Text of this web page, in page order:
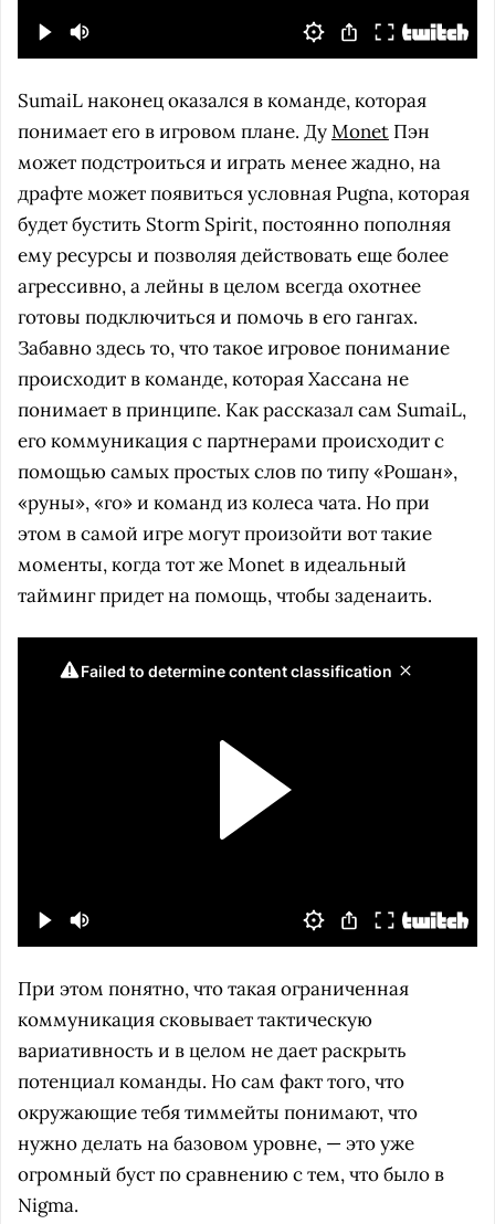
SumaiL наконец оказался в команде, которая
понимает его в игровом плане. ДуMonet Пэн
может подстроиться и играть менее жадно, на
драфте может появиться условная Pugna, которая
будет бустить Storm Spirit, постоянно пополняя
ему ресурсы и позволяя действовать еще более
агрессивно, а лейны в целом всегда охотнее
готовы подключиться и помочь в его гангах.
Забавно здесь то, что такое игровое понимание
происходит в команде, которая Хассана не
понимает в принципе. Как рассказал сам SumaiL,
его коммуникация с партнерами происходит с
помощью самых простых слов по типу «Рошан»,
«руны», «го» и команд из колеса чата. Но при
этом в самой игре могут произойти вот такие
моменты, когда тот же Monet в идеальный
тайминг придет на помощь, чтобы заденаить.
При этом понятно, что такая ограниченная
коммуникация сковывает тактическую
вариативность и в целом не дает раскрыть
потенциал команды. Но сам факт того, что
окружающие тебя тиммейты понимают, что
нужно делать на базовом уровне, — это уже
огромный буст по сравнению с тем, что было в
Nigma.